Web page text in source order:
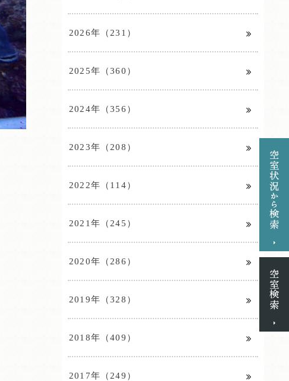
2026年（231）
2025年（360）
2024年（356）
2023年（208）
2022年（114）
2021年（245）
2020年（286）
2019年（328）
2018年（409）
2017年（249）